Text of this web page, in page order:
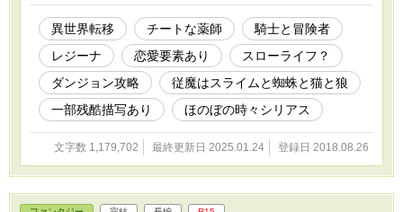
らも国境を無事に越え、街でひと悶着あったか
ら買い物だけしてその街を出た。 街道を歩いて
いる途中で、魔神族が治める国の王都に帰ると
いう魔神族の騎士と出会い、それが縁で、王都
に住むようになる。 薬を作ったり、ダンジョン
に潜ったり、トラブルに巻き込まれたり、冒険
者と仲良くなったりしながら、秘密があってそ
れを話せないヒロインと、ヒロインに一目惚れ
した騎士の恋愛話がたまーに入る、転移（転
生）したヒロインのお話。
異世界転移 チートな薬師
騎士と冒険者
レジーナ
恋愛要素あり
スローライフ？
ダンジョン攻略
従魔はスライムと蜘蛛と猫と狼
一部残酷描写あり
ほのぼの時々シリアス
文字数 1,179,702 最終更新日 2025.01.24 登録日 2018.08.26